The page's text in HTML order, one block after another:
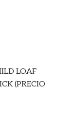
LOAF
(PRECIO